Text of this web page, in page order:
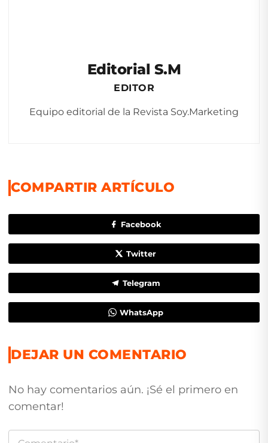
Editorial S.M
EDITOR
Equipo editorial de la Revista Soy.Marketing
COMPARTIR ARTÍCULO
Facebook
Twitter
Telegram
WhatsApp
DEJAR UN COMENTARIO
No hay comentarios aún. ¡Sé el primero en
comentar!